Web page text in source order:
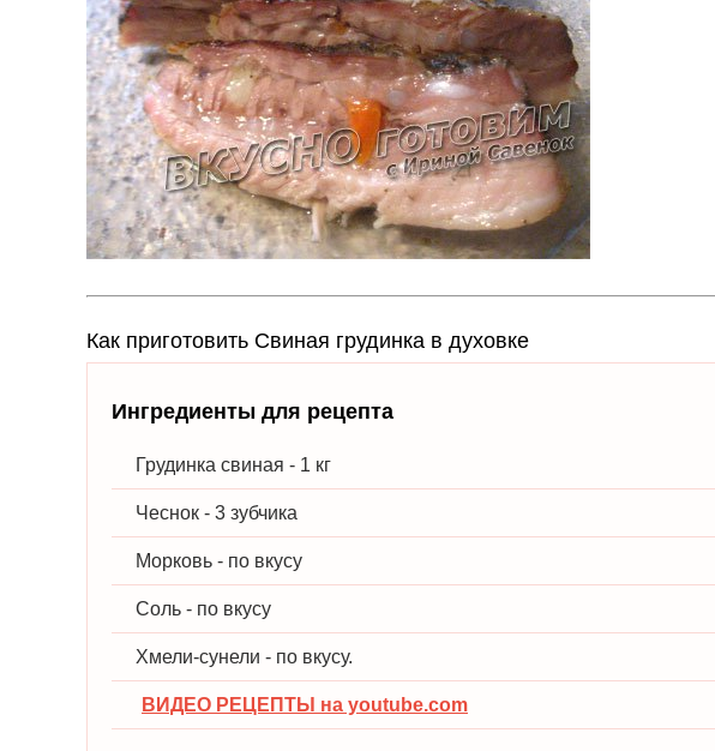
Как приготовить Свиная грудинка в духовке
Ингредиенты для рецепта
Грудинка свиная - 1 кг
Чеснок - 3 зубчика
Морковь - по вкусу
Соль - по вкусу
Хмели-сунели - по вкусу.
ВИДЕО РЕЦЕПТЫ на youtube.com